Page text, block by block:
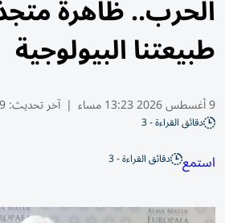
الحرب.. ظاهرة
طبيعتنا البيولوجية
9 أغسطس 2026 13:23 مساء | آخر تحديث:9 أغسطس 13:44 2026
دقائق القراءة - 3
استمع دقائق القراءة - 3